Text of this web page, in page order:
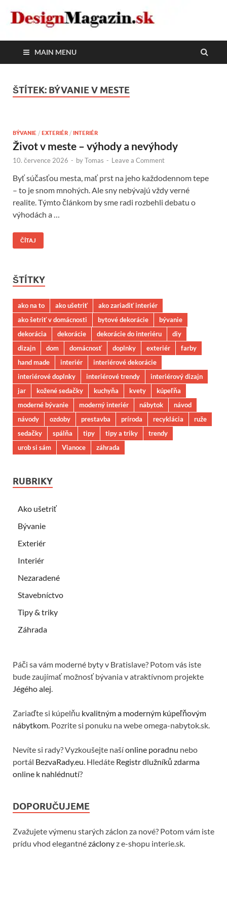
DesignMagazin.sk
Magazín o modernom bývaní
MAIN MENU
ŠTÍTEK: BÝVANIE V MESTE
BÝVANIE / EXTERIÉR / INTERIÉR
Život v meste – výhody a nevýhody
10. července 2026 - byTomas - Leave a Comment
Byť súčasťou mesta, mať prst na jeho každodennom tepe
– to je snom mnohých. Ale sny nebývajú vždy verné
realite. Týmto článkom by sme radi rozbehli debatu o
výhodách a …
ČÍTAJ
ŠTÍTKY
ako na to ako ušetriť
ako zariadiť interiér
ako šetriť v domácnosti
bytové dekorácie
bývanie
dekorácia
dekorácie dekorácie do interiéru
diy
dizajn
dom domácnosť doplnky exteriér
farby
hand made
interiér
interiérové dekorácie
interiérové doplnky
interiérové trendy
interiérový dizajn
jar
kožené sedačky kuchyňa kvety
kúpeľňa
moderné bývanie
moderný interiér nábytok
návod
návody
ozdoby prestavba príroda recyklácia
ruže
sedačky
spálňa tipy tipy a triky
trendy
urob si sám
Vianoce záhrada
RUBRIKY
Ako ušetriť
Bývanie
Exteriér
Interiér
Nezaradené
Stavebníctvo
Tipy & triky
Záhrada
Páči sa vám moderné byty v Bratislave? Potom vás iste
bude zaujímať možnosť bývania v atraktívnom projekte
Jégého alej
Zariaďte si kúpelňu kvalitným a moderným kúpeľňovým
nábytkom . Pozrite si ponuku na webe omega-nabytok.sk.
Nevíte si rady? Vyzkoušejte našíonline poradnu nebo
portál BezvaRady.eu . Hledáte Registr dlužníků zdarma
online k nahlédnutí?
DOPORUČUJEME
Zvažujete výmenu starých záclon za nové? Potom vám iste
prídu vhod elegantnézáclonyz e-shopu interie.sk.